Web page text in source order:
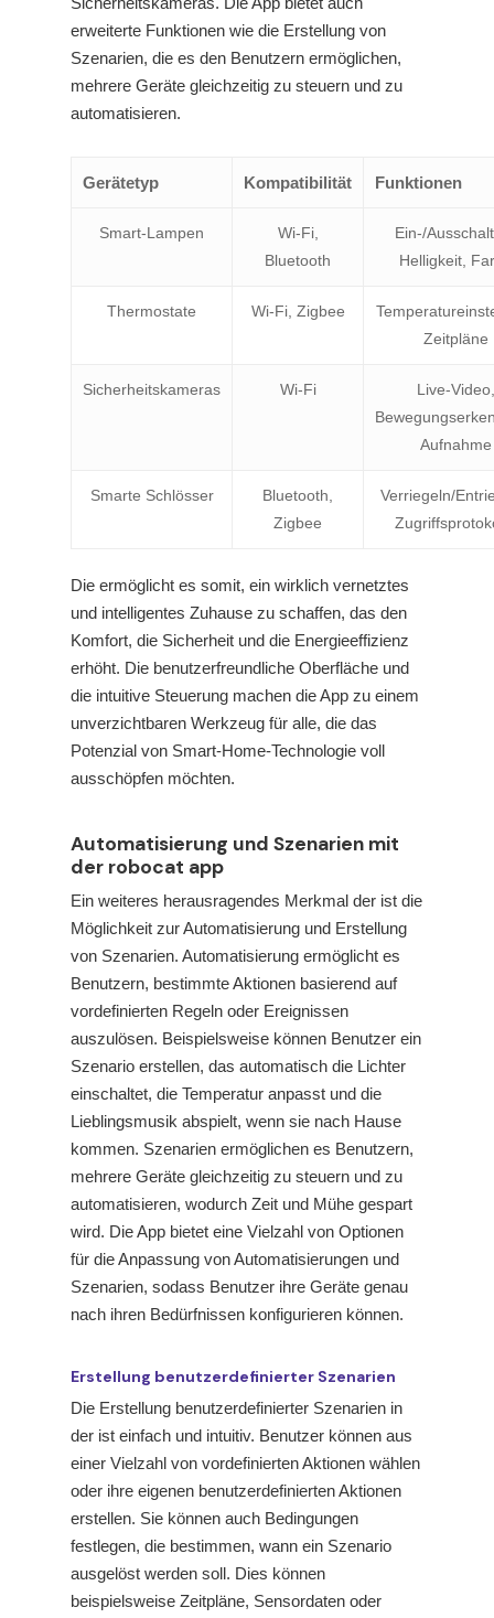
erweiterte Funktionen wie die Erstellung von
Szenarien, die es den Benutzern ermöglichen,
mehrere Geräte gleichzeitig zu steuern und zu
automatisieren.
Gerätetyp Kompatibilität Funktionen
Smart-Lampen
Wi-Fi,
Bluetooth
Ein-/
Helligkeit,
Thermostate Wi-Fi, Zigbee
Zeitpläne
Sicherheitskameras Wi-Fi
Live-Video,
Aufnahme
Smarte Schlösser
Bluetooth,
Zigbee
Verriegeln/
Die ermöglicht es somit, ein wirklich vernetztes
und intelligentes Zuhause zu schaffen, das den
Komfort, die Sicherheit und die Energieeffizienz
erhöht. Die benutzerfreundliche Oberfläche und
die intuitive Steuerung machen die App zu einem
unverzichtbaren Werkzeug für alle, die das
Potenzial von Smart-Home-Technologie voll
ausschöpfen möchten.
Automatisierung und Szenarien mit
der robocat app
Ein weiteres herausragendes Merkmal der ist die
Möglichkeit zur Automatisierung und Erstellung
von Szenarien. Automatisierung ermöglicht es
Benutzern, bestimmte Aktionen basierend auf
vordefinierten Regeln oder Ereignissen
auszulösen. Beispielsweise können Benutzer ein
Szenario erstellen, das automatisch die Lichter
einschaltet, die Temperatur anpasst und die
Lieblingsmusik abspielt, wenn sie nach Hause
kommen. Szenarien ermöglichen es Benutzern,
mehrere Geräte gleichzeitig zu steuern und zu
automatisieren, wodurch Zeit und Mühe gespart
wird. Die App bietet eine Vielzahl von Optionen
für die Anpassung von Automatisierungen und
Szenarien, sodass Benutzer ihre Geräte genau
nach ihren Bedürfnissen konfigurieren können.
Erstellung benutzerdefinierter Szenarien
Die Erstellung benutzerdefinierter Szenarien in
der ist einfach und intuitiv. Benutzer können aus
einer Vielzahl von vordefinierten Aktionen wählen
oder ihre eigenen benutzerdefinierten Aktionen
erstellen. Sie können auch Bedingungen
festlegen, die bestimmen, wann ein Szenario
ausgelöst werden soll. Dies können
beispielsweise Zeitpläne, Sensordaten oder